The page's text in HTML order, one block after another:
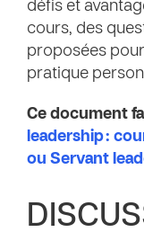
défis et
cours, des
proposées
pratique
Ce document
leadership :
ou Servant